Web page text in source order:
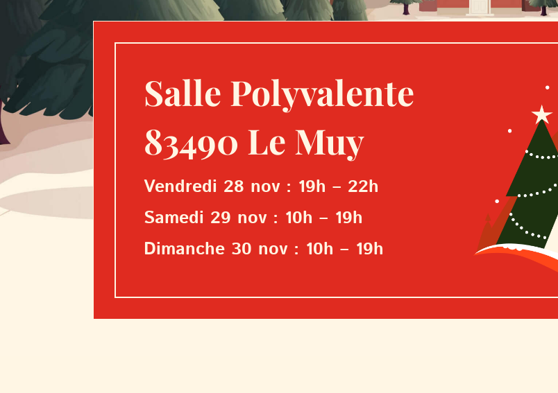
Salle Polyvalente
83490 Le Muy
Vendredi 28 nov : 19h – 22h
Samedi 29 nov : 10h – 19h
Dimanche 30 nov : 10h – 19h